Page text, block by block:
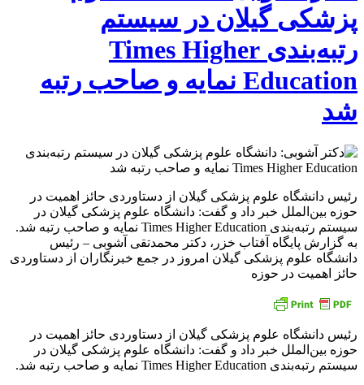
پزشکی گیلان در سیستم
رتبه‌بندی Times Higher
Education نمایه و صاحب رتبه
شد
رئیس دانشگاه علوم پزشکی گیلان از دستاوردی حائز اهمیت در
حوزه بین‌الملل خبر داد و گفت: دانشگاه علوم پزشکی گیلان در
سیستم رتبه‌بندی Times Higher Education نمایه و صاحب رتبه شد.
به گزارش پایگاه آفتاب خزر، دکتر محمدتقی آشوبی – رئیس
دانشگاه علوم پزشکی گیلان امروز در جمع خبرنگاران از دستاوردی
حائز اهمیت در حوزه
رئیس دانشگاه علوم پزشکی گیلان از دستاوردی حائز اهمیت در
حوزه بین‌الملل خبر داد و گفت: دانشگاه علوم پزشکی گیلان در
سیستم رتبه‌بندی Times Higher Education نمایه و صاحب رتبه شد.